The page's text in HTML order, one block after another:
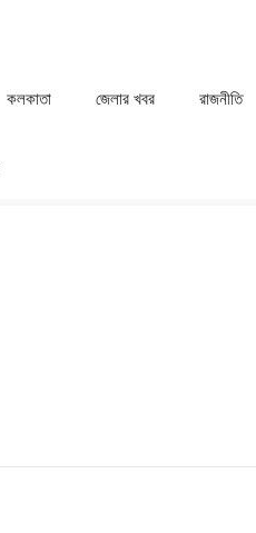
কলকাতা ⁠⁠জেলার খবর রাজনীতি